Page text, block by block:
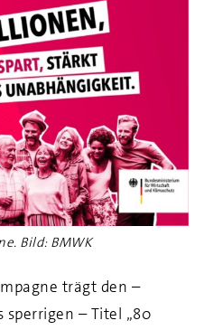
Bild: BMWK
trägt den –
– Titel „80